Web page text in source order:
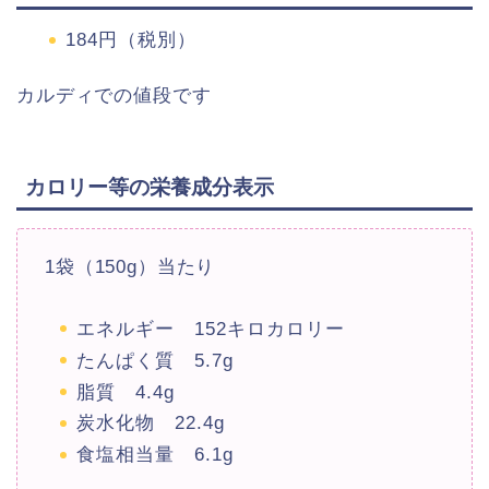
184円（税別）
カルディでの値段です
カロリー等の栄養成分表示
1袋（150g）当たり
エネルギー 152キロカロリー
たんぱく質 5.7g
脂質 4.4g
炭水化物 22.4g
食塩相当量 6.1g